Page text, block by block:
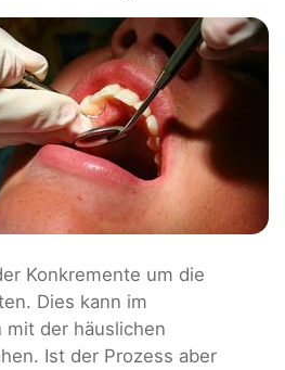
Konkremente um die
Dies kann im
mit der häuslichen
Ist der Prozess aber